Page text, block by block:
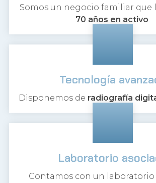
Somos un negocio familiar que
70 años en activo.
Tecnología
Disponemos de radiografía
Laboratorio
Contamos con un